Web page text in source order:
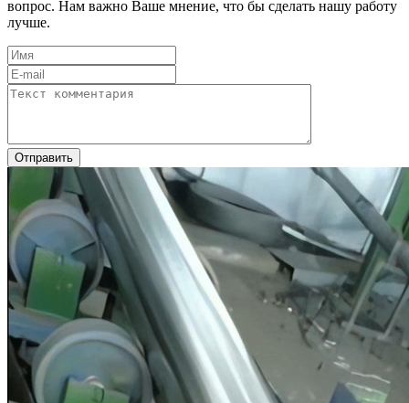
вопрос. Нам важно Ваше мнение, что бы сделать нашу работу
лучше.